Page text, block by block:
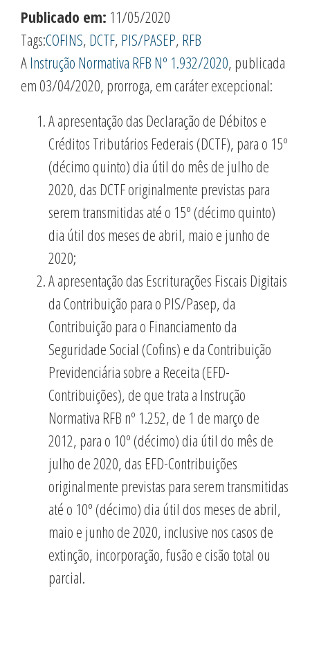
Publicado em: 11/05/2020
Tags:COFINS, DCTF, PIS/PASEP, RFB
AInstrução Normativa RFB Nº 1.932/2020, publicada
em 03/04/2020, prorroga, em caráter excepcional:
A apresentação das Declaração de Débitos e
Créditos Tributários Federais (DCTF), para o 15º
(décimo quinto) dia útil do mês de julho de
2020, das DCTF originalmente previstas para
serem transmitidas até o 15º (décimo quinto)
dia útil dos meses de abril, maio e junho de
2020;
A apresentação das Escriturações Fiscais Digitais
da Contribuição para o PIS/Pasep, da
Contribuição para o Financiamento da
Seguridade Social (Cofins) e da Contribuição
Previdenciária sobre a Receita (EFD-
Contribuições), de que trata a Instrução
Normativa RFB nº 1.252, de 1 de março de
2012, para o 10º (décimo) dia útil do mês de
julho de 2020, das EFD-Contribuições
originalmente previstas para serem transmitidas
até o 10º (décimo) dia útil dos meses de abril,
maio e junho de 2020, inclusive nos casos de
extinção, incorporação, fusão e cisão total ou
parcial.